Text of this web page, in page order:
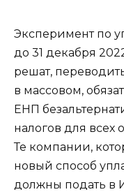
Эксперимент по
до 31 декабря
решат,
в массовом,
ЕНП
налогов для всех
Те компании,
новый способ
должны подать в